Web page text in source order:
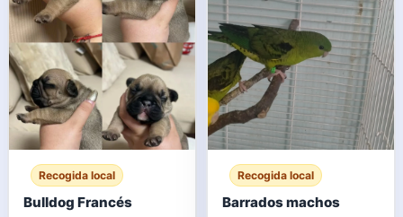
WhatsApp 6
dueños. Por motivos
familiares, queremos
darlos en adopción a
familias interesadas. Si
le interes
Recogida local
Bulldog Francés
Recogida local
Barrados machos